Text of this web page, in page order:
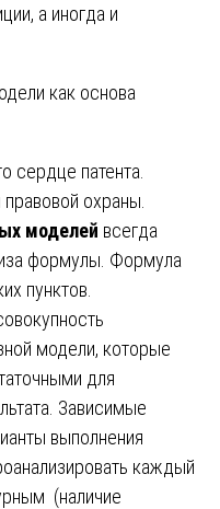
а иногда и
как основа
сердце патента.
охраны.
моделей всегда
формулы. Формула
пунктов.
модели, которые
для
Зависимые
выполнения
каждый
(наличие